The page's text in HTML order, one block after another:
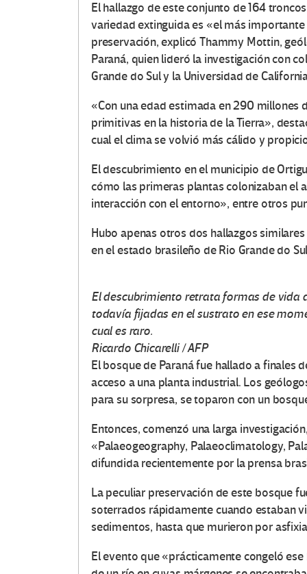
El hallazgo de este conjunto de 164
variedad extinguida es «el más
preservación, explicó Thammy Mottin,
Paraná, quien lideró la investigación con
Grande do Sul y la Universidad de
«Con una edad estimada en 290 millones
primitivas en la historia de la Tierra»,
cual el clima se volvió más cálido y
El descubrimiento en el municipio de
cómo las primeras plantas colonizaban el
interacción con el entorno», entre otros
Hubo apenas otros dos hallazgos
en el estado brasileño de Rio Grande do
El descubrimiento retrata formas de vida
todavía fijadas en el sustrato en ese
cual es raro.
Ricardo Chicarelli / AFP
El bosque de Paraná fue hallado a finales
acceso a una planta industrial. Los
para su sorpresa, se toparon con un
Entonces, comenzó una larga
«Palaeogeography, Palaeoclimatology,
difundida recientemente por la prensa
La peculiar preservación de este bosque
soterrados rápidamente cuando estaban
sedimentos, hasta que murieron por
El evento que «prácticamente congeló